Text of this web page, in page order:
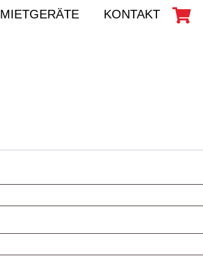
MIETGERÄTE KONTAKT